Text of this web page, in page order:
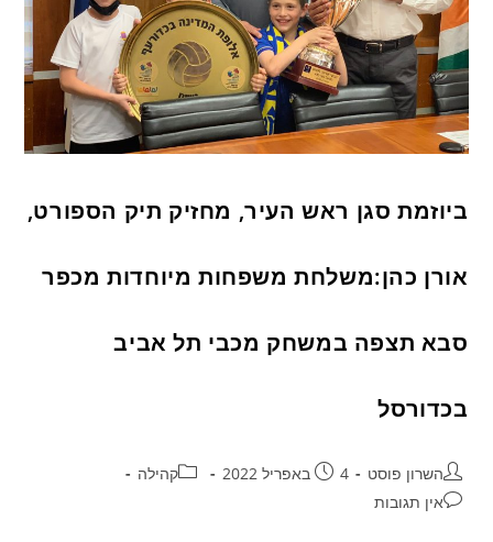
ביוזמת סגן ראש העיר, מחזיק תיק הספורט,
אורן כהן:משלחת משפחות מיוחדות מכפר
סבא תצפה במשחק מכבי תל אביב
בכדורסל
השרון פוסט 4 באפריל 2022
קהילה
אין תגובות